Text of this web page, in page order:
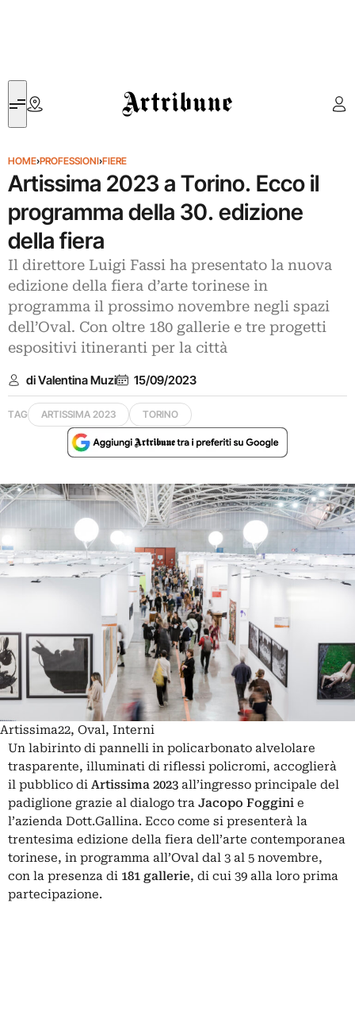
Artribune
HOME›PROFESSIONI›FIERE
Artissima 2023 a Torino. Ecco il
programma della 30. edizione
della fiera
Il direttore Luigi Fassi ha presentato la nuova
edizione della fiera d’arte torinese in
programma il prossimo novembre negli spazi
dell’Oval. Con oltre 180 gallerie e tre progetti
espositivi itineranti per la città
di Valentina Muzi 15/09/2023
TAG ARTISSIMA 2023 TORINO
Artissima22, Oval, Interni
Un labirinto di pannelli in policarbonato alvelolare
trasparente, illuminati di riflessi policromi, accoglierà
il pubblico di Artissima 2023 all’ingresso principale del
padiglione grazie al dialogo tra Jacopo Foggini e
l’azienda Dott.Gallina. Ecco come si presenterà la
trentesima edizione della fiera dell’arte contemporanea
torinese, in programma all’Oval dal 3 al 5 novembre,
con la presenza di 181 gallerie, di cui 39 alla loro prima
partecipazione.